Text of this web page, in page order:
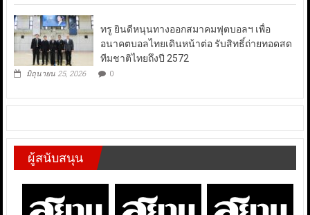
ทรู ยินดีหนุนทางออกสมาคมฟุตบอลฯ เพื่อ
อนาคตบอลไทยเดินหน้าต่อ รับสิทธิ์ถ่ายทอดสด
ทีมชาติไทยถึงปี 2572
มิถุนายน 25, 2026 0
ผู้สนับสนุน